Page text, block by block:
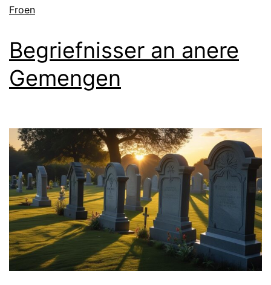
Froen
Begriefnisser an anere
Gemengen